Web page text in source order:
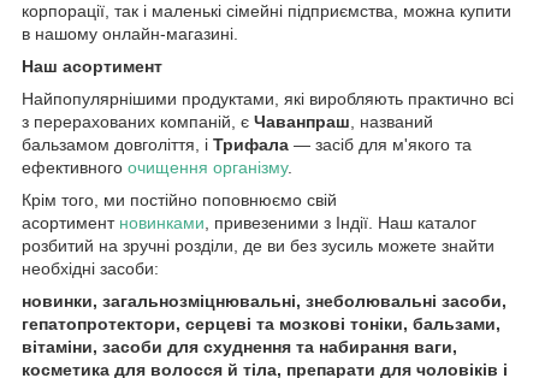
корпорації, так і маленькі сімейні підприємства, можна купити
в нашому онлайн-магазині.
Наш асортимент
Найпопулярнішими продуктами, які виробляють практично всі
з перерахованих компаній, є Чаванпраш, названий
бальзамом довголіття, і Трифала — засіб для м'якого та
ефективного очищення організму.
Крім того, ми постійно поповнюємо свій
асортимент новинками, привезеними з Індії. Наш каталог
розбитий на зручні розділи, де ви без зусиль можете знайти
необхідні засоби:
новинки, загальнозміцнювальні, знеболювальні засоби,
гепатопротектори, серцеві та мозкові тоніки, бальзами,
вітаміни, засоби для схуднення та набирання ваги,
косметика для волосся й тіла, препарати для чоловіків і